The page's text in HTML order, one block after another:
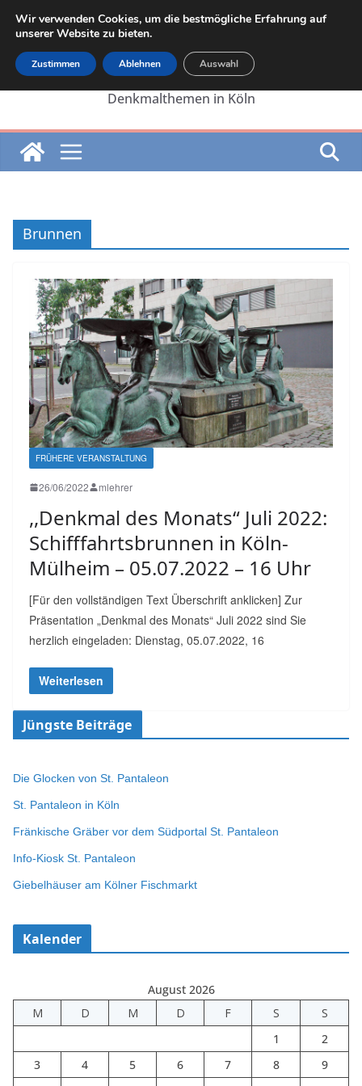
Zum
Inhalt
springen
Die Internetseite von Martin Lehrer zu
Denkmalthemen in Köln
Brunnen
FRÜHERE VERANSTALTUNG
26/06/2022 mlehrer
,,Denkmal des Monats“ Juli 2022:
Schifffahrtsbrunnen in Köln-
Mülheim – 05.07.2022 – 16 Uhr
[Für den vollständigen Text Überschrift anklicken] Zur
Präsentation „Denkmal des Monats“ Juli 2022 sind Sie
herzlich eingeladen: Dienstag, 05.07.2022, 16
Weiterlesen
Jüngste Beiträge
Die Glocken von St. Pantaleon
St. Pantaleon in Köln
Fränkische Gräber vor dem Südportal St. Pantaleon
Info-Kiosk St. Pantaleon
Giebelhäuser am Kölner Fischmarkt
Kalender
August 2026
M
D M D F S
S
1
2
3
4 5 6 7 8
9
Wir verwenden Cookies, um die bestmögliche Erfahrung auf
unserer Website zu bieten.
Zustimmen Ablehnen Auswahl